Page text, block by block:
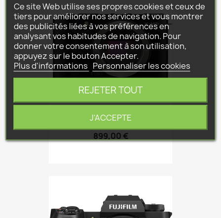
Fuji X-M5 Body
899,00 €
Ce site Web utilise ses propres cookies et ceux de
tiers pour améliorer nos services et vous montrer
des publicités liées à vos préférences en
analysant vos habitudes de navigation. Pour
donner votre consentement à son utilisation,
appuyez sur le bouton Accepter.
Plus d'informations Personnaliser les cookies
REJETER TOUT
J'ACCEPTE